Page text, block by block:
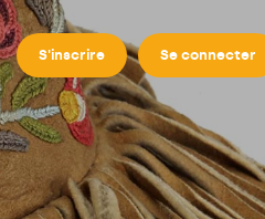
S'inscrire Se connecter